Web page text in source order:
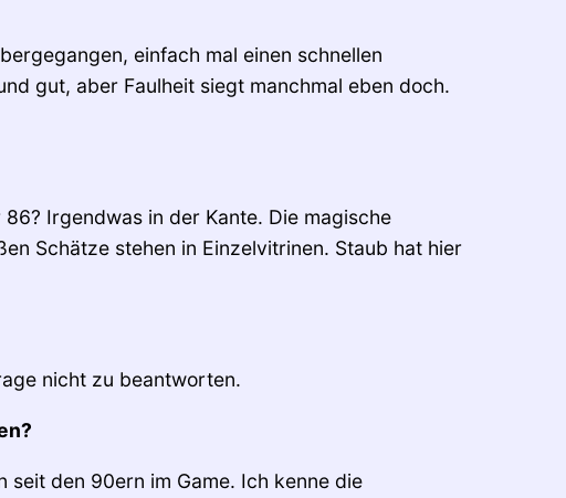
einfach mal einen schnellen
gut, aber Faulheit siegt manchmal eben doch.
Irgendwas in der Kante. Die magische
Schätze stehen in Einzelvitrinen. Staub hat hier
nicht zu beantworten.
seit den 90ern im Game. Ich kenne die